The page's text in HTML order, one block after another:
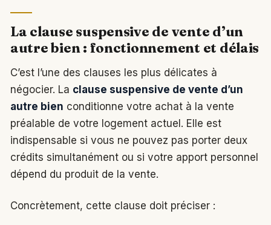
La clause suspensive de vente d’un
autre bien : fonctionnement et délais
C’est l’une des clauses les plus délicates à
négocier. La clause suspensive de vente d’un
autre bien conditionne votre achat à la vente
préalable de votre logement actuel. Elle est
indispensable si vous ne pouvez pas porter deux
crédits simultanément ou si votre apport personnel
dépend du produit de la vente.
Concrètement, cette clause doit préciser :